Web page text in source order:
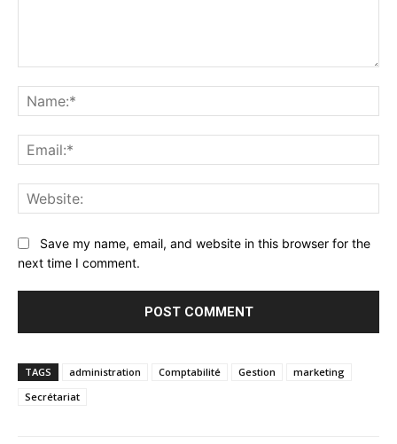
Save my name, email, and website in this browser for the
next time I comment.
TAGS administration Comptabilité Gestion
marketing
Secrétariat